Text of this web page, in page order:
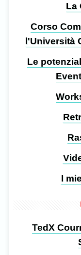
La
Corso
l'Università
Le
I
TedX